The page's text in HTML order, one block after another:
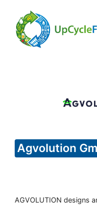
content
Agvolution
AGVOLUTION designs